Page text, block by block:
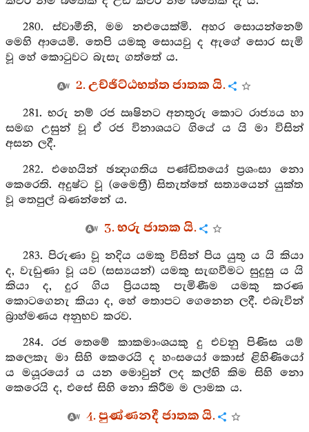
280. ස්වාමීනි, මම නළුයෙක්මි. අහර සොයන්නෙම්
මෙහි ආයෙමි. තෙපි යමකු සොයවු ද ඇගේ සොර සැමි
වූ හේ කොටුවට බැසැ ගත්තේ ය.
2. උච්ඡිට්ඨභත්ත ජාතක යි.
281. භරු නම් රජ ඍෂිනට අනතුරු කොට රාජ්‍යය හා
සමඟ උසුන් වූ ඒ රජ විනාශයට ගියේ ය යි මා විසින්
අසන ලදී.
282. එහෙයින් ඡන්‍දාගතිය පණ්ඩිතයෝ ප්‍රශංසා නො
කෙරෙති. අදුෂ්ට වූ (මෛත්‍රී) සිතැත්තේ සත්‍යයෙන් යුක්ත
වූ තෙපුල් බණන්නේ ය.
3. භරු ජාතක යි.
283. පිරුණා වූ නදිය යමකු විසින් පිය යුතු ය යි කියා
ද, වැඩුණා වූ යව (සස්‍යයන්) යමකු සැඟවීමට සුදුසු ය යි
කියා ද, දුර ගිය ප්‍රියයකු පැමිණීම යමකු කරණ
කොටගෙනැ කියා ද, හේ තොපට ගෙනෙන ලදී. එබැවින්
බ්‍රාහ්මණය අනුභව කරව.
284. රජ තෙමේ කාකමාංශයකු දු එවනු පිණිස යම්
කලෙකැ මා සිහි කෙරෙයි ද හංසයෝ කොස් ළිහිණියෝ
ය මයූරයෝ ය යන මොවුන් ලද කල්හි කිම සිහි නො
කෙරෙයි ද, එසේ සිහි නො කිරීම ම ලාමක ය.
4. පුණ්ණනදී ජාතක යි.